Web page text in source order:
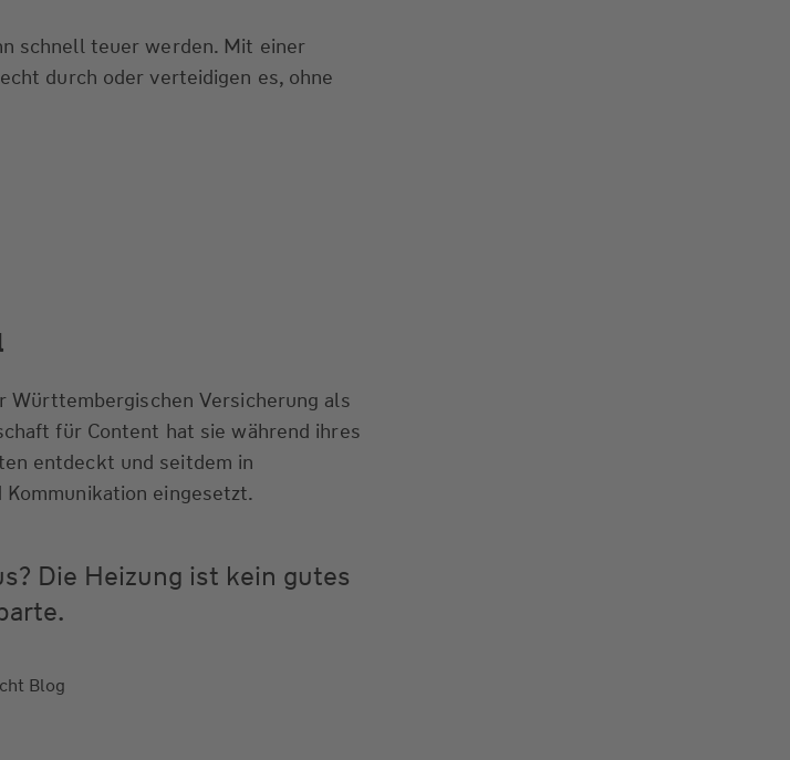
schnell teuer werden. Mit einer
durch oder verteidigen es, ohne
Württembergischen Versicherung als
für Content hat sie während ihres
entdeckt und seitdem in
eingesetzt.
Die Heizung ist kein gutes
Blog